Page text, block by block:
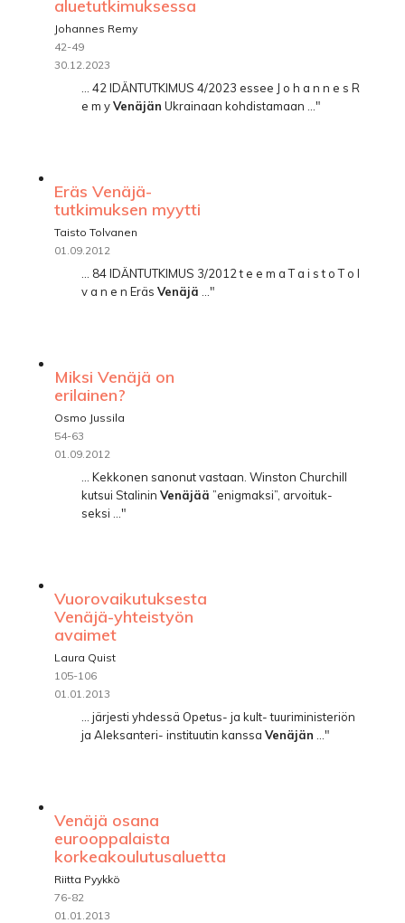
aluetutkimuksessa
Johannes Remy
42-49
30.12.2023
... 42 IDÄNTUTKIMUS 4/2023 essee J o h a n n e s R
e m yVenäjän Ukrainaan kohdistamaan ..."
Eräs Venäjä-
tutkimuksen myytti
Taisto Tolvanen
01.09.2012
... 84 IDÄNTUTKIMUS 3/2012 t e e m a T a i s t o T o l
v a n e n Eräs Venäjä ..."
Miksi Venäjä on
erilainen?
Osmo Jussila
54-63
01.09.2012
... Kekkonen sanonut vastaan. Winston Churchill
kutsui Stalinin Venäjää ”enigmaksi”, arvoituk-
seksi ..."
Vuorovaikutuksesta
Venäjä-yhteistyön
avaimet
Laura Quist
105-106
01.01.2013
... järjesti yhdessä Opetus- ja kult- tuuriministeriön
ja Aleksanteri- instituutin kanssa Venäjän ..."
Venäjä osana
eurooppalaista
korkeakoulutusaluetta
Riitta Pyykkö
76-82
01.01.2013